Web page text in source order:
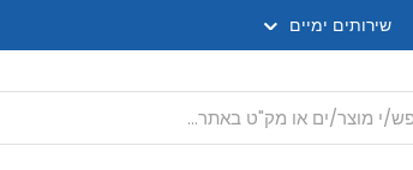
שירותים ימיים